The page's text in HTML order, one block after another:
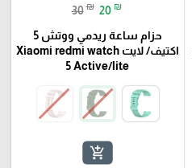
30 ₪ 20 ₪
حزام ساعة ريدمي ووتش 5
اكتيف/ لايت Xiaomi redmi watch
5 Active/lite
add_shopping_cart